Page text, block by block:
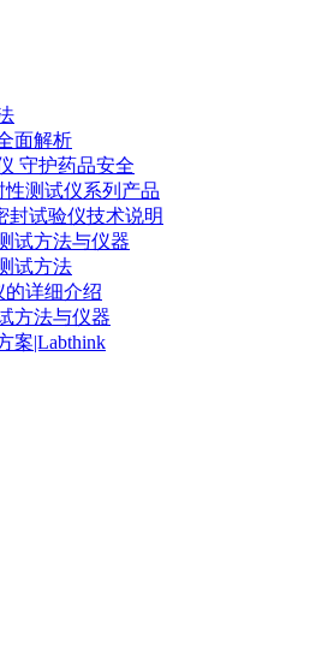
面解析
守护药品安全
性测试仪系列产品
封试验仪技术说明
试方法与仪器
试方法
的详细介绍
方法与仪器
案|Labthink